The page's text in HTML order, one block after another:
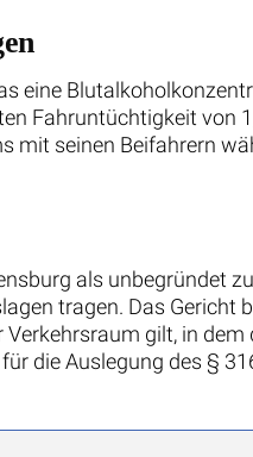
eine
Fahruntüchtigkeit von
mit seinen Beifahrern
als unbegründet
tragen. Das Gericht
gilt, in dem
die Auslegung des §